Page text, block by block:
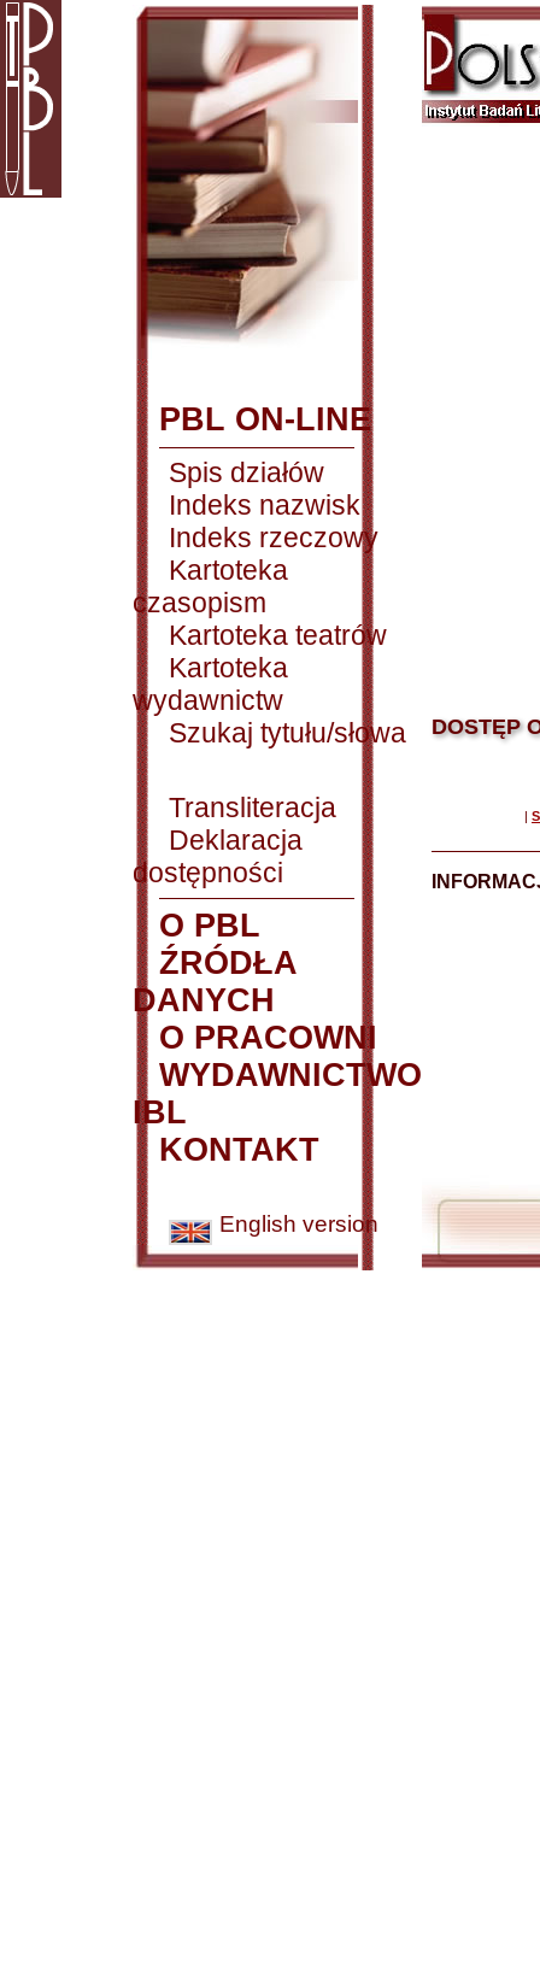
PBL ON-LINE
Spis działów
Indeks nazwisk
Indeks rzeczowy
Kartoteka
czasopism
Kartoteka teatrów
Kartoteka
wydawnictw
Szukaj tytułu/słowa
Transliteracja
Deklaracja
dostępności
O PBL
ŹRÓDŁA
DANYCH
O PRACOWNI
WYDAWNICTWO
IBL
KONTAKT
English version
DOSTĘP
|